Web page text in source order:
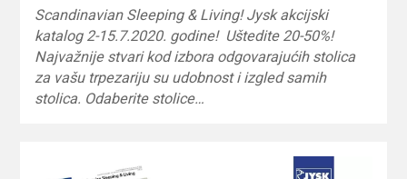
Scandinavian Sleeping & Living! Jysk akcijski
katalog 2-15.7.2020. godine! Uštedite 20-50%!
Najvažnije stvari kod izbora odgovarajućih stolica
za vašu trpezariju su udobnost i izgled samih
stolica. Odaberite stolice…